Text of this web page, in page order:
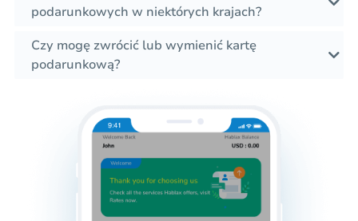
podarunkowych w niektórych krajach?
Czy mogę zwrócić lub wymienić kartę
podarunkową?